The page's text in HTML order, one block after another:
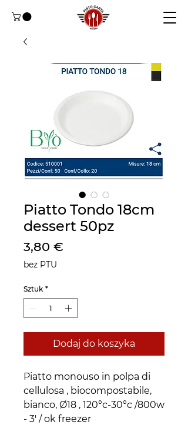
Piatto Tondo 18cm
dessert 50pz
3,80 €
bez PTU
Sztuk *
Dodaj do koszyka
Piatto monouso in polpa di
cellulosa , biocompostabile,
bianco, Ø18 , 120°c-30°c /800w
- 3' / ok freezer